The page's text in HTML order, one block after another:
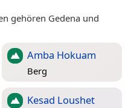
gehören Gedena und
Amba Hokuam
Berg
Kesad Loushet